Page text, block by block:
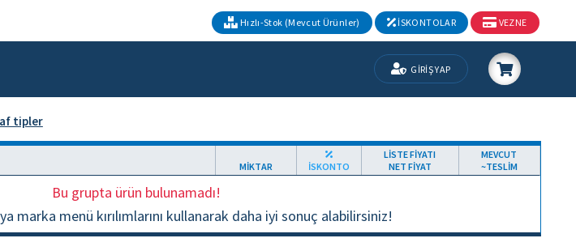
Hızlı-Stok (Mevcut Ürünler) İSKONTOLAR VEZNE
GİRİŞ YAP
tipler
MİKTAR İSKONTO
LİSTE FİYATI
NET FİYAT
MEVCUT
~TESLİM
Bu grupta ürün bulunamadı!
marka menü kırılımlarını kullanarak daha iyi sonuç alabilirsiniz!